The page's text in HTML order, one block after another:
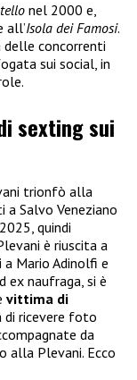
nel 2000 e,
all’Isola dei Famosi.
delle concorrenti
sui social, in
sexting sui
trionfò alla
a Salvo Veneziano
quindi
è riuscita a
a Mario Adinolfi e
ex naufraga, si è
vittima di
di ricevere foto
da
alla Plevani. Ecco